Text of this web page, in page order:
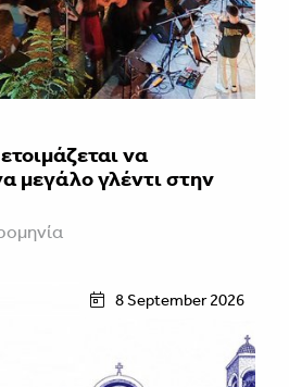
να
μεγάλο γλέντι στην
8 September 2026